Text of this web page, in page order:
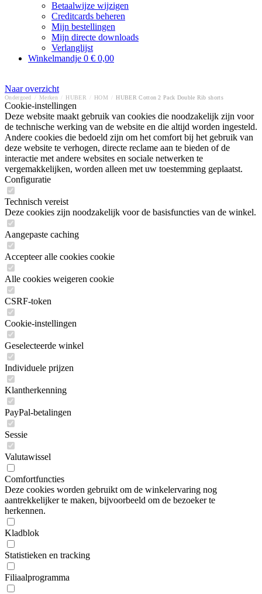
Betaalwijze wijzigen
Creditcards beheren
Mijn bestellingen
Mijn directe downloads
Verlanglijst
Winkelmandje 0 € 0,00
Naar overzicht
Ondergoed Merken HUBER HOM HUBER Cotton 2 Pack Double Rib shorts
Cookie-instellingen
Deze website maakt gebruik van cookies die noodzakelijk zijn voor
de technische werking van de website en die altijd worden ingesteld.
Andere cookies die bedoeld zijn om het comfort bij het gebruik van
deze website te verhogen, directe reclame aan te bieden of de
interactie met andere websites en sociale netwerken te
vergemakkelijken, worden alleen met uw toestemming geplaatst.
Configuratie
Technisch vereist
Deze cookies zijn noodzakelijk voor de basisfuncties van de winkel.
Aangepaste caching
Accepteer alle cookies cookie
Alle cookies weigeren cookie
CSRF-token
Cookie-instellingen
Geselecteerde winkel
Individuele prijzen
Klantherkenning
PayPal-betalingen
Sessie
Valutawissel
Comfortfuncties
Deze cookies worden gebruikt om de winkelervaring nog
aantrekkelijker te maken, bijvoorbeeld om de bezoeker te
herkennen.
Kladblok
Statistieken en tracking
Filiaalprogramma